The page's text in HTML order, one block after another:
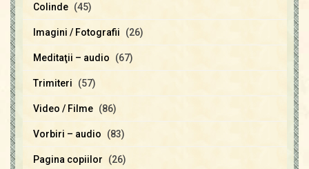
Colinde (45)
Imagini / Fotografii (26)
Meditaţii – audio (67)
Trimiteri (57)
Video / Filme (86)
Vorbiri – audio (83)
Pagina copiilor (26)